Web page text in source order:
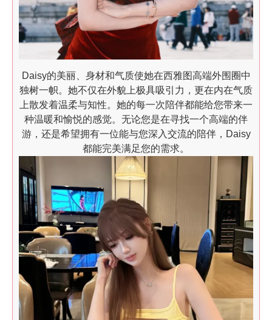
Daisy的美丽、身材和气质使她在西雅图高端外围圈中
独树一帜。她不仅在外貌上极具吸引力，更在内在气质
上散发着温柔与知性。她的每一次陪伴都能给您带来一
种温暖和愉悦的感觉。无论您是在寻找一个高端的伴
游，还是希望拥有一位能与您深入交流的陪伴，Daisy
都能完美满足您的需求。